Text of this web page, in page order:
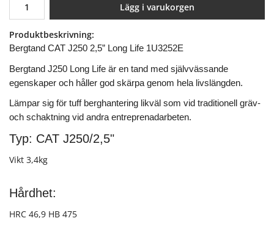
Lägg i varukorgen
Produktbeskrivning:
Bergtand CAT J250 2,5” Long Life 1U3252E
Bergtand J250 Long Life är en tand med självvässande
egenskaper och håller god skärpa genom hela livslängden.
Lämpar sig för tuff berghantering likväl som vid traditionell gräv-
och schaktning vid andra entreprenadarbeten.
Typ: CAT J250/2,5"
Vikt 3,4kg
Hårdhet:
HRC 46,9 HB 475